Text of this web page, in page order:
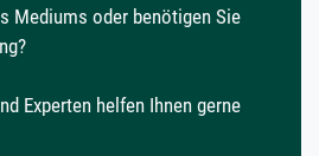
Mediums oder benötigen Sie
Experten helfen Ihnen gerne